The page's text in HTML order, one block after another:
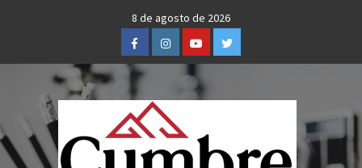
8 de agosto de 2026
FacebookInstagramYoutubeTwitter